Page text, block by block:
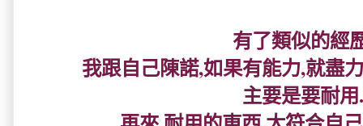
有了類似的經
我跟自己陳諾,如果有能力,就盡
主要是要耐用.